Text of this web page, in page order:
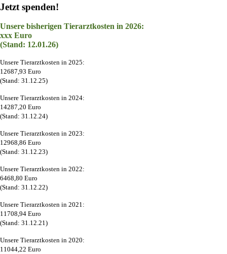
Jetzt spenden!
Unsere bisherigen Tierarztkosten in 2026:
xxx Euro
(Stand: 12.01.26)
Unsere Tierarztkosten in 2025:
12687,93 Euro
(Stand: 31.12.25)
Unsere Tierarztkosten in 2024:
14287,20 Euro
(Stand: 31.12.24)
Unsere Tierarztkosten in 2023:
12968,86 Euro
(Stand: 31.12.23)
Unsere Tierarztkosten in 2022:
6468,80 Euro
(Stand: 31.12.22)
Unsere Tierarztkosten in 2021:
11708,94 Euro
(Stand: 31.12.21)
Unsere Tierarztkosten in 2020:
11044,22 Euro